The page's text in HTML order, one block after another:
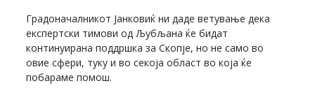
Градоначалникот Јанковиќ ни даде ветување дека
експертски тимови од Љубљана ќе бидат
континуирана поддршка за Скопје, но не само во
овие сфери, туку и во секоја област во која ќе
побараме помош.